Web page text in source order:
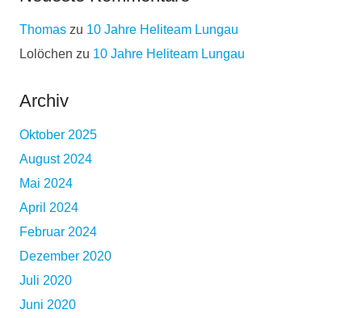
Thomas zu 10 Jahre Heliteam Lungau
Lolöchen zu 10 Jahre Heliteam Lungau
Archiv
Oktober 2025
August 2024
Mai 2024
April 2024
Februar 2024
Dezember 2020
Juli 2020
Juni 2020